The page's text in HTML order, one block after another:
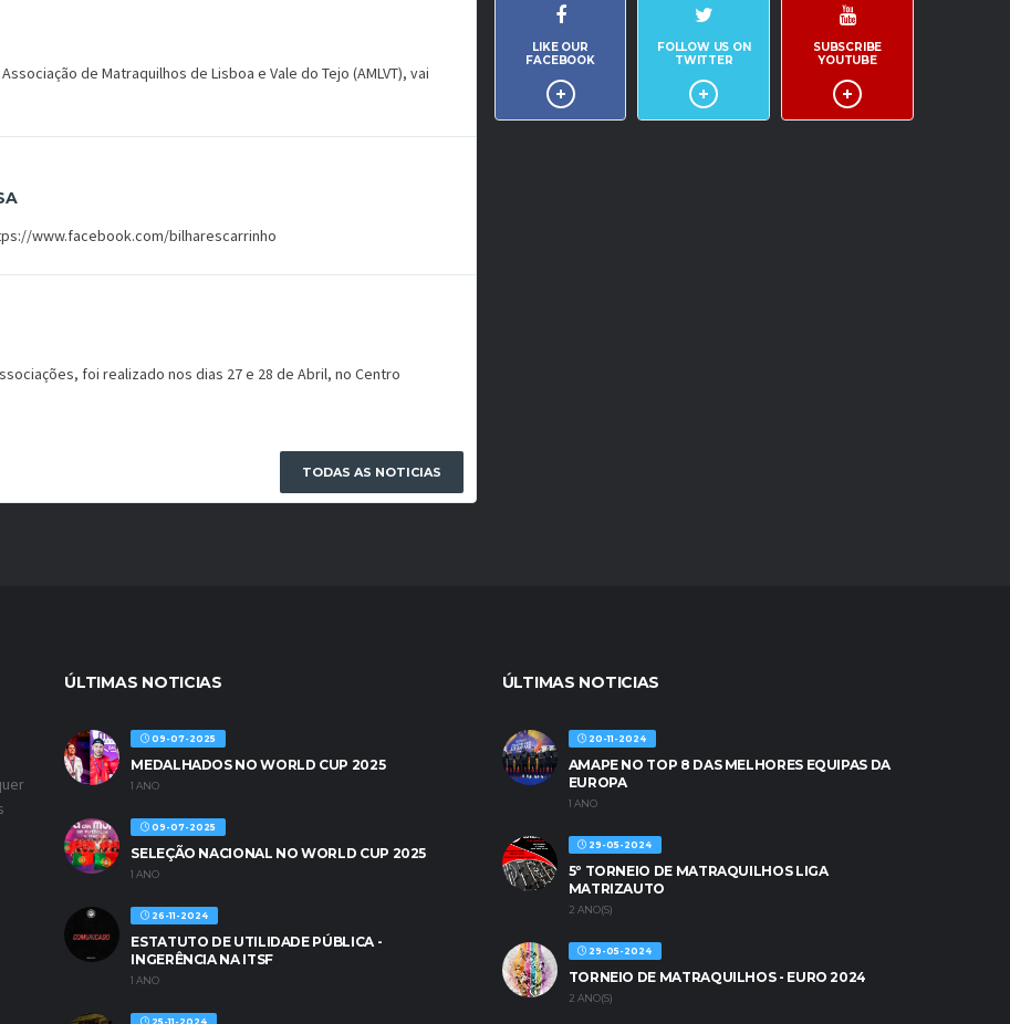
de Matraquilhos de Lisboa e Vale do Tejo (AMLVT), vai
www.facebook.com/bilharescarrinho
foi realizado nos dias 27 e 28 de Abril, no Centro
TODAS AS NOTICIAS
LIKE OUR
FACEBOOK
FOLLOW US ON
TWITTER
SUBSCRIBE
YOUTUBE
ÚLTIMAS NOTICIAS
09-07-2025
MEDALHADOS NO WORLD CUP 2025
1 ANO
09-07-2025
SELEÇÃO NACIONAL NO WORLD CUP 2025
1 ANO
26-11-2024
ESTATUTO DE UTILIDADE PÚBLICA -
INGERÊNCIA NA ITSF
1 ANO
25-11-2024
ÚLTIMAS NOTICIAS
20-11-2024
AMAPE NO TOP 8 DAS MELHORES EQUIPAS DA
EUROPA
1 ANO
29-05-2024
5º TORNEIO DE MATRAQUILHOS LIGA
MATRIZAUTO
2 ANO(S)
29-05-2024
TORNEIO DE MATRAQUILHOS - EURO 2024
2 ANO(S)